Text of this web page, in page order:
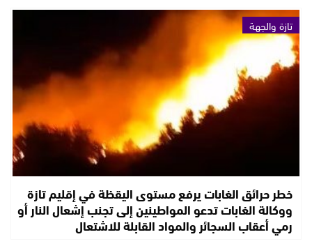
تازة والجهة
خطر حرائق الغابات يرفع مستوى اليقظة في إقليم تازة
ووكالة الغابات تدعو المواطينين إلى تجنب إشعال النار أو
رمي أعقاب السجائر والمواد القابلة للاشتعال